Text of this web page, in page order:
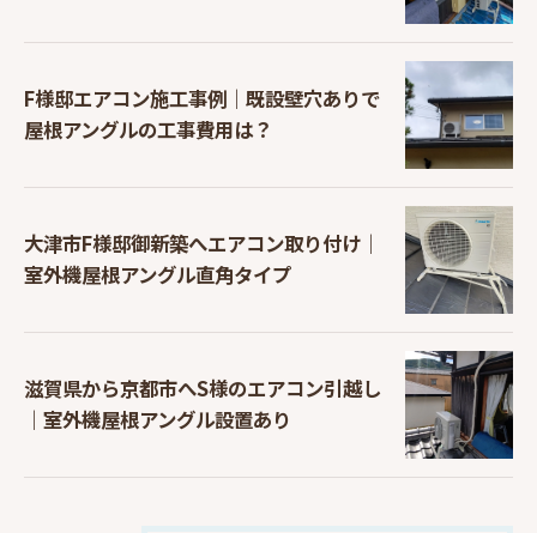
F様邸エアコン施工事例｜既設壁穴ありで
屋根アングルの工事費用は？
大津市F様邸御新築へエアコン取り付け｜
室外機屋根アングル直角タイプ
滋賀県から京都市へS様のエアコン引越し
｜室外機屋根アングル設置あり